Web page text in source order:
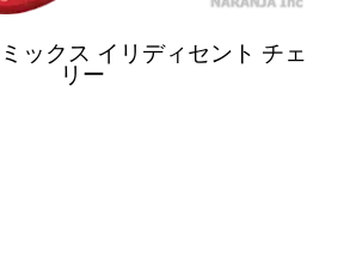
ックス イリディセント チェ
リー